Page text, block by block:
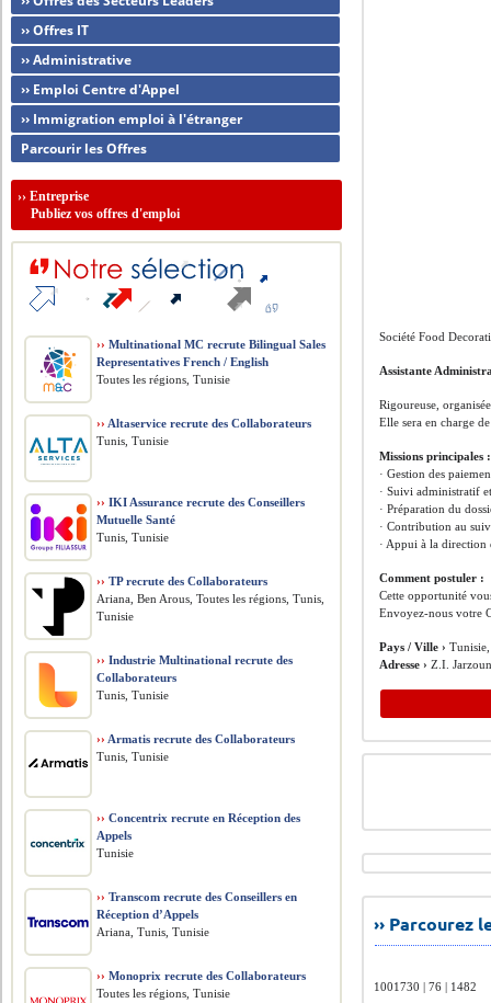
Société Food
Assistante
Rigoureuse,
Elle sera en charge
Missions principales :
· Gestion des
· Suivi administratif
· Préparation du
· Contribution au
· Appui à la direction
Comment postuler :
Cette opportunité
Envoyez-nous votre
Pays / Ville ›
Adresse › Z.I.
››
1001730 | 76 | 1482
›› Offres IT
›› Administrative
›› Emploi Centre d'Appel
›› Immigration emploi à l'étranger
Parcourir les Offres
››Entreprise
Publiez vos offres d'emploi
›› Multinational MC recrute Bilingual Sales
Representatives French / English
Toutes les régions, Tunisie
›› Altaservice recrute des Collaborateurs
Tunis, Tunisie
›› IKI Assurance recrute des Conseillers
Mutuelle Santé
Tunis, Tunisie
›› TP recrute des Collaborateurs
Ariana, Ben Arous, Toutes les régions, Tunis,
Tunisie
›› Industrie Multinational recrute des
Collaborateurs
Tunis, Tunisie
›› Armatis recrute des Collaborateurs
Tunis, Tunisie
›› Concentrix recrute en Réception des
Appels
Tunisie
›› Transcom recrute des Conseillers en
Réception d’Appels
Ariana, Tunis, Tunisie
›› Monoprix recrute des Collaborateurs
Toutes les régions, Tunisie